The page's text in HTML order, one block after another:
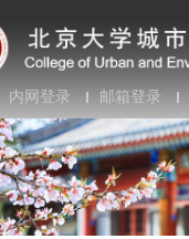
内网登录 邮箱登录